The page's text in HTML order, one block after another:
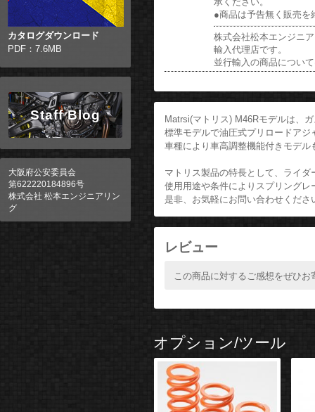
カタログダウンロード
PDF：7.6MB
Staff Blog
大阪府公安委員会
第622220184896号
株式会社 松本エンジニアリン
グ
●商品は予告無く販売を
株式会社松本エンジニ
輸入代理店です。
並行輸入の商品につい
Matrsi(マトリス) M46Rモデルは、
標準モデルで油圧式プリロードアジ
車種により車高調整機能付きモデル
マトリス製品の特長として、ライ
使用用途や条件によりスプリング
是非、お気軽にお問い合わせくださ
レビュー
この商品に対するご感想をぜひお
オプション/ツール